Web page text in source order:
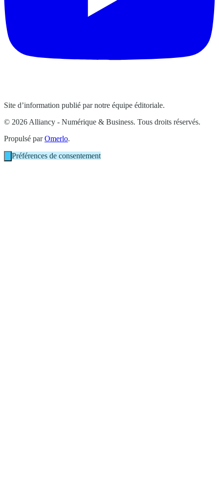
Site d’information publié par notre équipe éditoriale.
© 2026 Alliancy - Numérique & Business. Tous droits réservés.
Propulsé parOmerlo.
Préférences de consentement